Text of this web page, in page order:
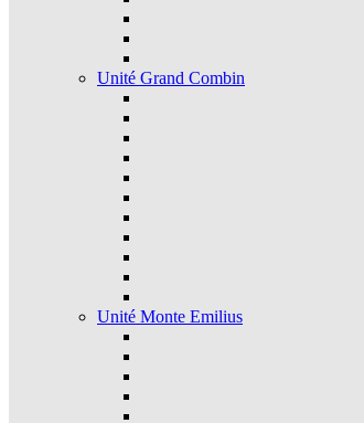
Unité Grand Combin
Unité Monte Emilius